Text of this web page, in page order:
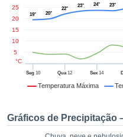
e
forma
digital
ou
permite-
a nossa
Temperatura Máxima
Seg10 Qua12 Sex 14
5
10
15
20
25
°C
19° 20°
22°
23° 24° 23°
Gráficos de Precipitação